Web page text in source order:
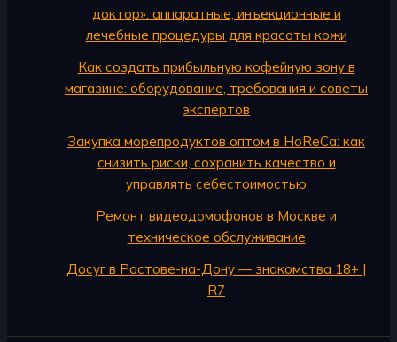
доктор»: аппаратные, инъекционные и
лечебные процедуры для красоты кожи
Как создать прибыльную кофейную зону в
магазине: оборудование, требования и советы
экспертов
Закупка морепродуктов оптом в HoReCa: как
снизить риски, сохранить качество и
управлять себестоимостью
Ремонт видеодомофонов в Москве и
техническое обслуживание
Досуг в Ростове-на-Дону — знакомства 18+ |
R7